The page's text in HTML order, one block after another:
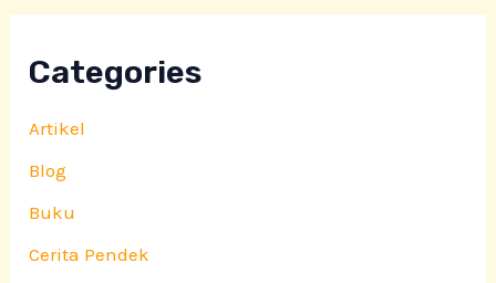
Categories
Artikel
Blog
Buku
Cerita Pendek